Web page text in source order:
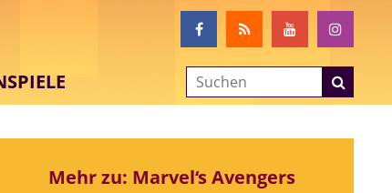
Mehr zu: Marvel‘s Avengers